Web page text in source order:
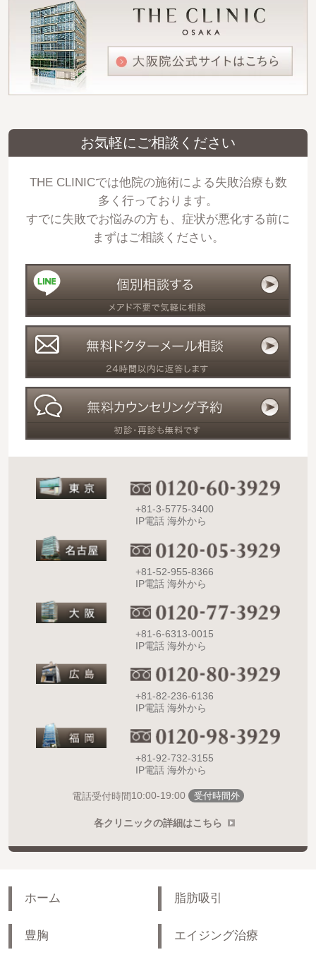
お気軽にご相談ください
THE CLINICでは他院の施術による失敗治療も数
多く行っております。
すでに失敗でお悩みの方も、症状が悪化する前に
まずはご相談ください。
+81-3-5775-3400
IP電話 海外から
+81-52-955-8366
IP電話 海外から
+81-6-6313-0015
IP電話 海外から
+81-82-236-6136
IP電話 海外から
+81-92-732-3155
IP電話 海外から
電話受付時間10:00-19:00 受付時間外
各クリニックの詳細はこちら
ホーム 脂肪吸引
豊胸 エイジング治療